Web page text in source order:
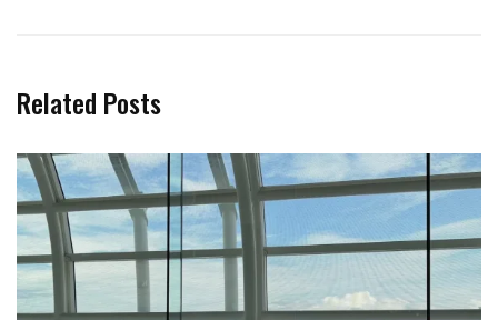
Related Posts